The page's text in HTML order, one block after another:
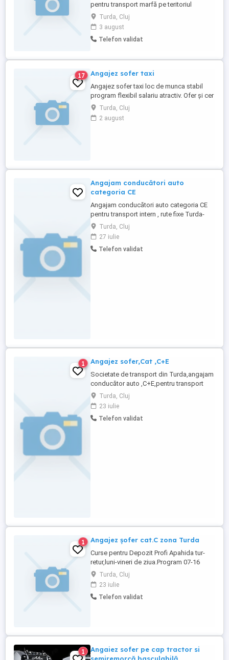
pentru transport marfă pe teritoriul
României. Permis categoria C+E Atestat
profesional și card tahograf valabile
Seriozitate și responsabilitate Salariu:
aproximativ 8.000 lei lună Contract de
avantajoase - încărcare ...
Turda, Cluj
3 august
Telefon validat
17 Angajez sofer taxi
Angajez sofer taxi loc de munca stabil
program flexibil salariu atractiv. Ofer și cer
seriozitate. Pot sa fiu contactat la ne de tel
0749819434
Turda, Cluj
2 august
Angajam conducători auto
categoria CE
Angajam conducători auto categoria CE
pentru transport intern , rute fixe Turda-
Timisoara - zona Turda. Salar fix , Pentru
mai multe detalii va rog sa ne contactați.
Turda, Cluj
27 iulie
Telefon validat
1 Angajez sofer,Cat ,C+E
Societate de transport din Turda,angajam
conducător auto ,C+E,pentru transport
marfa, pe intern. Se lucrează pe Cap
tractor +Semiremorca,prelata tip perdea.
Se ajunge si in timpul săptămânii acasă!
Pentru mai multe informații la telefon! Cer
Turda, Cluj
23 iulie
Telefon validat
1 Angajez șofer cat.C zona Turda
Curse pentru Depozit Profi Apahida tur-
retur,luni-vineri de ziua.Program 07-16
aproximativ. Camion Mercedes Atego 12T.
cu climă. Salariu 5000 ron
Turda, Cluj
23 iulie
Telefon validat
1
Angaiez sofer pe cap tractor si